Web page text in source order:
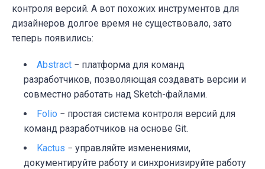
контроля версий. А вот похожих инструментов для
дизайнеров долгое время не существовало, зато
теперь появились:
Abstract − платформа для команд
разработчиков, позволяющая создавать версии и
совместно работать над Sketch-файлами.
Folio − простая система контроля версий для
команд разработчиков на основе Git.
Kactus − управляйте изменениями,
документируйте работу и синхронизируйте работу